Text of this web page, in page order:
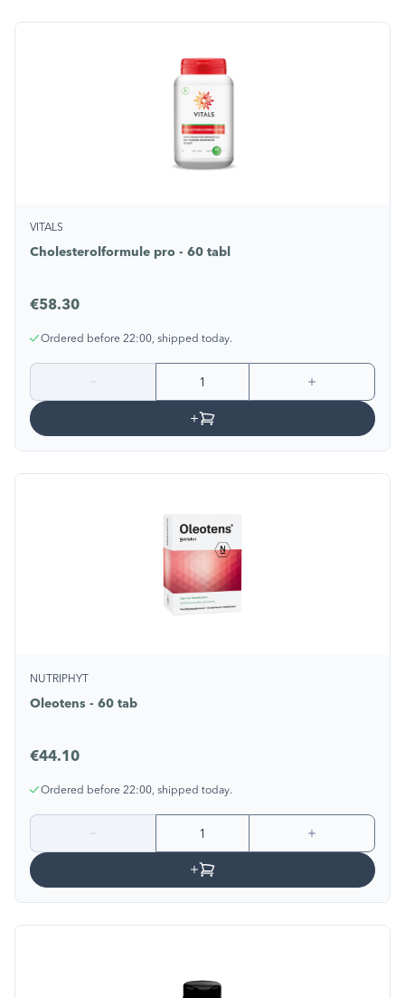
VITALS
Cholesterolformule pro - 60 tabl
€58.30
Ordered before 22:00, shipped today.
NUTRIPHYT
Oleotens - 60 tab
€44.10
Ordered before 22:00, shipped today.